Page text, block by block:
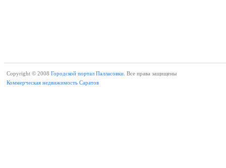
Copyright © 2008 Городской портал Палласовки. Все права защищены
Коммерческая недвижимость Саратов